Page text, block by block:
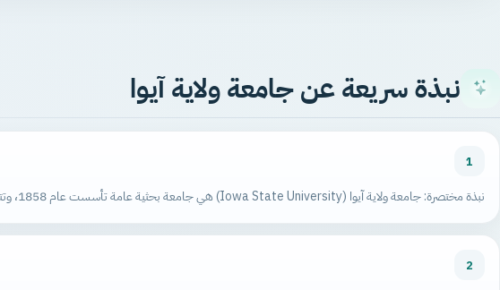
نبذة سريعة عن جامعة ولاية آيوا
1
نبذة مختصرة: جامعة ولاية آيوا (Iowa State University) هي جامعة بحثية عامة تأسست عام 1858، وتتمتع بسمعة قوية في مجالات العلوم والهندسة والزراعة.
2